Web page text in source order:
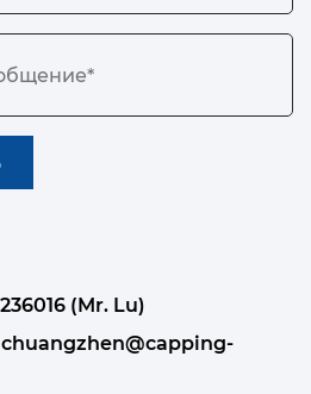
(Mr. Lu)
chuangzhen@capping-